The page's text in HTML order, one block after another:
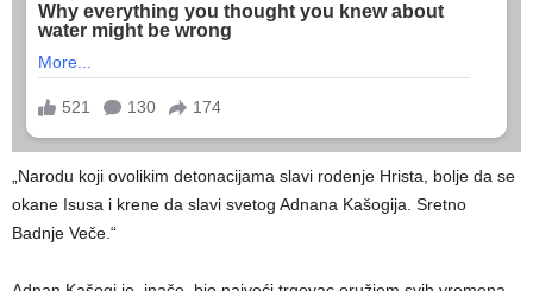
„Narodu koji ovolikim detonacijama slavi rodenje Hrista, bolje da se
okane Isusa i krene da slavi svetog Adnana Kašogija. Sretno
Badnje Veče.“